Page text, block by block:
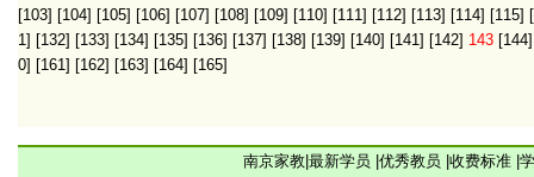
[103] [104] [105] [106] [107] [108] [109] [110] [111] [112] [113] [114] [115]
1] [132] [133] [134] [135] [136] [137] [138] [139] [140] [141] [142] 143 [144]
0] [161] [162] [163] [164] [165]
南京家教 最新学员 优秀教员 收费标准